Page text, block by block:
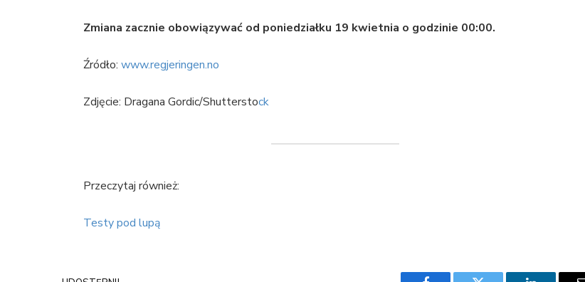
Zmiana zacznie obowiązywać od poniedziałku 19 kwietnia o godzinie 00:00.
Źródło:www.regjeringen.no
Zdjęcie: Dragana Gordic/Shutterstock
Przeczytaj również:
Testy pod lupą